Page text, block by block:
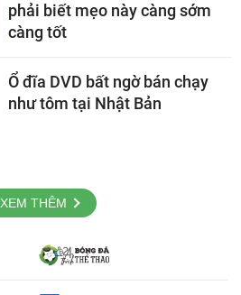
phải biết mẹo này càng sớm
càng tốt
Ổ đĩa DVD bất ngờ bán chạy
như tôm tại Nhật Bản
XEM THÊM